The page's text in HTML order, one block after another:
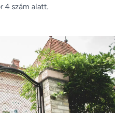
4 szám alatt.